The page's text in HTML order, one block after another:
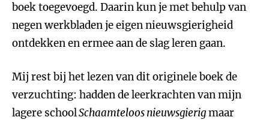
boek toegevoegd. Daarin kun je met behulp van
negen werkbladen je eigen nieuwsgierigheid
ontdekken en ermee aan de slag leren gaan.
Mij rest bij het lezen van dit originele boek de
verzuchting: hadden de leerkrachten van mijn
lagere schoolSchaamteloos nieuwsgierigmaar